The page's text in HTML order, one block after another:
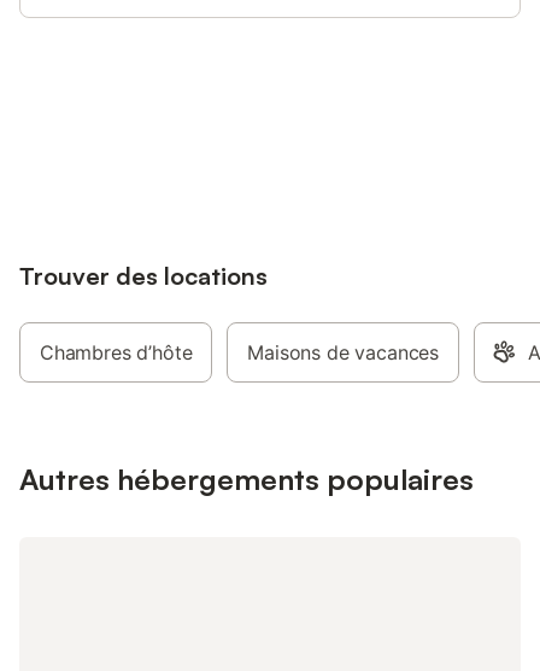
Trouver des locations
Chambres d’hôte Maisons de vacances
Autres hébergements populaires